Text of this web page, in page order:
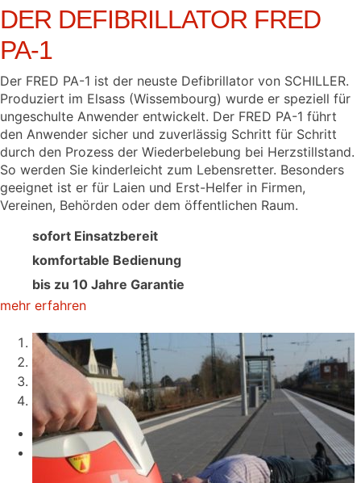
DER DEFIBRILLATOR FRED
PA-1
Der FRED PA-1 ist der neuste Defibrillator von SCHILLER.
Produziert im Elsass (Wissembourg) wurde er speziell für
ungeschulte Anwender entwickelt. Der FRED PA-1 führt
den Anwender sicher und zuverlässig Schritt für Schritt
durch den Prozess der Wiederbelebung bei Herzstillstand.
So werden Sie kinderleicht zum Lebensretter. Besonders
geeignet ist er für Laien und Erst-Helfer in Firmen,
Vereinen, Behörden oder dem öffentlichen Raum.
sofort Einsatzbereit
komfortable Bedienung
bis zu 10 Jahre Garantie
mehr erfahren
1
2
4
Previous
Next